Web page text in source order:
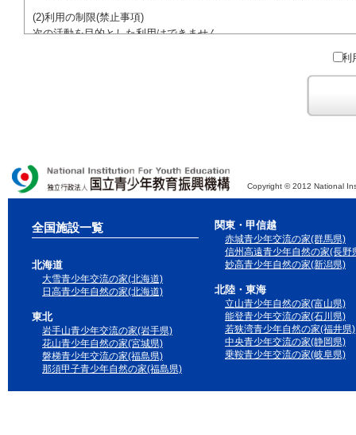
(2)利用の制限(禁止事項)
次の活動を目的とした利用はできません。
●特定の政党を支持、またはこれに反対するための政治教育その他の
●特定の宗教を支持、またはこれに反対するための宗教教育その他
域での勧誘活動を行ったり、自らの団体の活動をアピールする活動等)
利
Copyright © 2012 National
全国施設一覧
北海道
大雪青少年交流の家(北海道)
日高青少年自然の家(北海道)
東北
岩手山青少年交流の家(岩手県)
花山青少年自然の家(宮城県)
磐梯青少年交流の家(福島県)
那須甲子青少年自然の家(福島県)
関東・甲信越
赤城青少年交流の家(群馬県)
信州高遠青少年自然の家(長野
妙高青少年自然の家(新潟県)
北陸・東海
立山青少年自然の家(富山県)
能登青少年交流の家(石川県)
若狭湾青少年自然の家(福井県)
中央青少年交流の家(静岡県)
乗鞍青少年交流の家(岐阜県)